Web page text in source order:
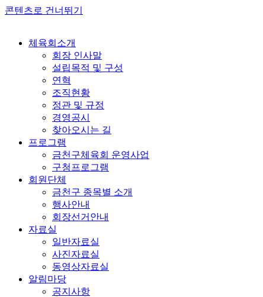
콘텐츠로 건너뛰기
체육회소개
회장 인사말
설립목적 및 구성
연혁
조직현황
정관 및 규정
경영공시
찾아오시는 길
프로그램
금천구체육회 운영사업
구청프로그램
회원단체
금천구 종목별 소개
행사안내
회장선거안내
자료실
일반자료실
사진자료실
동영상자료실
알림마당
공지사항